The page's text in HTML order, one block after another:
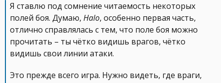
Я ставлю под сомнение читаемость некоторых
полей боя. Думаю, Halo, особенно первая часть,
отлично справлялась с тем, что поле боя можно
прочитать – ты чётко видишь врагов, чётко
видишь свои линии атаки.
Это прежде всего игра. Нужно видеть, где враги,